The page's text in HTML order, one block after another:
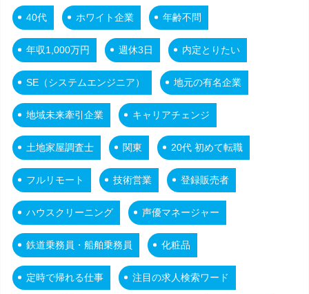
40代 ホワイト企業 年齢不問
年収1,000万円 週休3日 内定とりたい
SE（システムエンジニア） 地元の有名企業
地域未来牽引企業 キャリアチェンジ
土地家屋調査士 関東 20代 初めて転職
フルリモート 技術営業 登録販売者
ハウスクリーニング 声優マネージャー
鉄道乗務員・船舶乗務員 化粧品
定時で帰れる仕事 注目の求人検索ワード